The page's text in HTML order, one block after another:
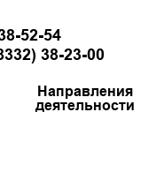
52-54
38-23-00
Направления
деятельности